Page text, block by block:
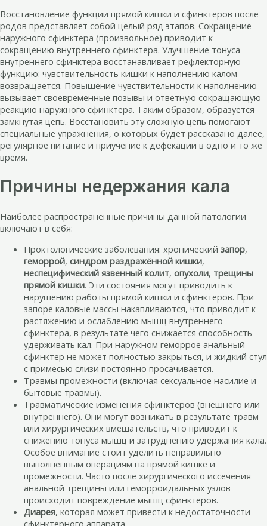
Восстановление функции прямой кишки и сфинктеров после
родов представляет собой целый ряд этапов. Сокращение
наружного сфинктера (произвольное) приводит к
сокращению внутреннего сфинктера. Улучшение тонуса
внутреннего сфинктера восстанавливает рефлекторную
функцию: чувствительность кишки к наполнению калом
возвращается. Повышение чувствительности к наполнению
вызывает своевременные позывы и ответную сокращающую
реакцию наружного сфинктера. Таким образом, образуется
замкнутая цепь. Восстановить эту сложную цепь помогают
специальные упражнения, о которых будет рассказано далее,
регулярное питание и приучение к дефекации в одно и то же
время.
Причины недержания кала
Наиболее распространённые причины данной патологии
включают в себя:
Проктологические заболевания: хронический запор,
геморрой, синдром раздражённой кишки,
неспецифический язвенный колит, опухоли, трещины
прямой кишки. Эти состояния могут приводить к
нарушению работы прямой кишки и сфинктеров. При
запоре каловые массы накапливаются, что приводит к
растяжению и ослаблению мышц внутреннего
сфинктера, в результате чего снижается способность
удерживать кал. При наружном геморрое анальный
сфинктер не может полностью закрыться, и жидкий стул
с примесью слизи постоянно просачивается.
Травмы промежности (включая сексуальное насилие и
бытовые травмы).
Травматические изменения сфинктеров (внешнего или
внутреннего). Они могут возникать в результате травм
или хирургических вмешательств, что приводит к
снижению тонуса мышц и затруднению удержания кала.
Особое внимание стоит уделить неправильно
выполненным операциям на прямой кишке и
промежности. Часто после хирургического иссечения
анальной трещины или геморроидальных узлов
происходит повреждение мышц сфинктеров.
Диарея, которая может привести к недостаточности
сфинктерного аппарата.